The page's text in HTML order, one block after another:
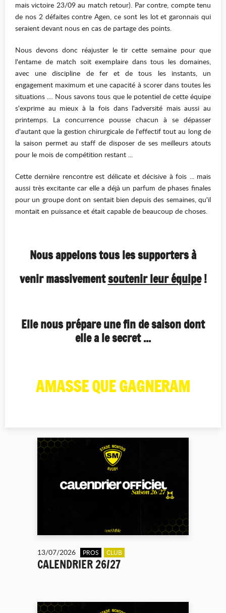
mais victoire 23/09 au match retour). Par contre, compte tenu
de nos 2 défaites contre Agen, ce sont les lot et garonnais qui
seraient devant nous en cas de partage des points.
Nous devons donc réajuster le tir cette semaine pour que
l'entame de match soit exemplaire dans tous les domaines,
avec une discipline de fer et de tous les instants, un
engagement maximum et une capacité à scorer dans toutes les
situations .... Nous savons tous que le potentiel de cette équipe
s'exprime au mieux à la fois dans l'adversité mais aussi au
printemps. La concurrence pousse chacun à se dépasser
d'autant que la gestion chirurgicale de l'effectif tout au long de
la saison permet au staff de disposer de ses meilleurs atouts
pour le mois de compétition restant ...
Cette dernière rencontre est délicate et décisive à fois ... mais
aussi très excitante car elle a déjà un parfum de phases finales
pour un groupe dont on sentait bien depuis des semaines, qu'il
montait en puissance et était capable de beaucoup de choses.
Nous appelons tous les supporters à
venir massivementsoutenir leur équipe!
Elle nous prépare une fin de saison dont
elle a le secret ...
AMASSE QUE GAGNERAM
13/07/2026 PROS CLUB
CALENDRIER 26/27